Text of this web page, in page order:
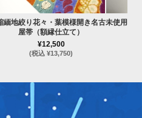
緬地絞り花々・葉模様開き名古
屋帯（額縁仕立て）
¥12,500
(税込 ¥13,750)
未使用品